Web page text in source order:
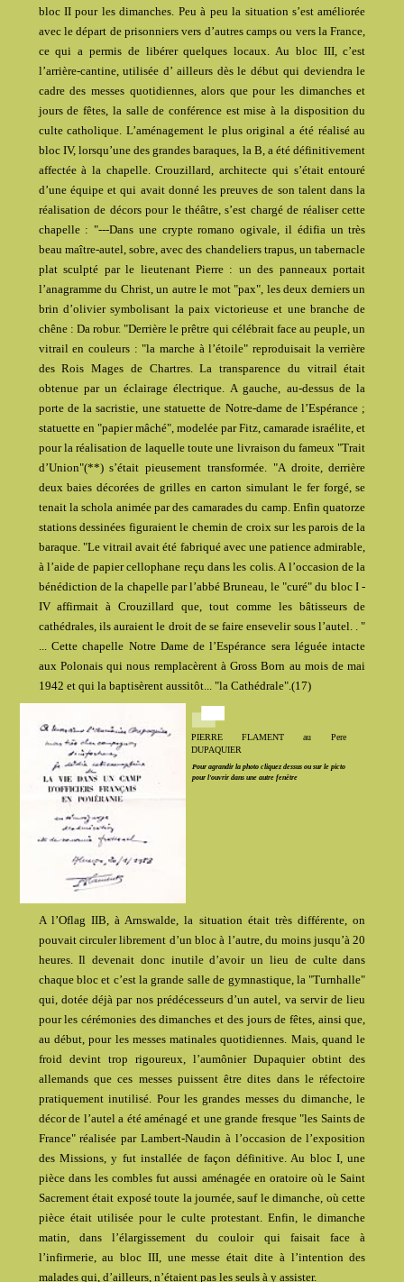
bloc II pour les dimanches. Peu à peu la situation s’est améliorée
avec le départ de prisonniers vers d’autres camps ou vers la France,
ce qui a permis de libérer quelques locaux. Au bloc III, c’est
l’arrière-cantine, utilisée d’ ailleurs dès le début qui deviendra le
cadre des messes quotidiennes, alors que pour les dimanches et
jours de fêtes, la salle de conférence est mise à la disposition du
culte catholique. L’aménagement le plus original a été réalisé au
bloc IV, lorsqu’une des grandes baraques, la B, a été définitivement
affectée à la chapelle. Crouzillard, architecte qui s’était entouré
d’une équipe et qui avait donné les preuves de son talent dans la
réalisation de décors pour le théâtre, s’est chargé de réaliser cette
chapelle : "---Dans une crypte romano ogivale, il édifia un très
beau maître-autel, sobre, avec des chandeliers trapus, un tabernacle
plat sculpté par le lieutenant Pierre : un des panneaux portait
l’anagramme du Christ, un autre le mot "pax", les deux derniers un
brin d’olivier symbolisant la paix victorieuse et une branche de
chêne : Da robur. "Derrière le prêtre qui célébrait face au peuple, un
vitrail en couleurs : "la marche à l’étoile" reproduisait la verrière
des Rois Mages de Chartres. La transparence du vitrail était
obtenue par un éclairage électrique. A gauche, au-dessus de la
porte de la sacristie, une statuette de Notre-dame de l’Espérance ;
statuette en "papier mâché", modelée par Fitz, camarade israélite, et
pour la réalisation de laquelle toute une livraison du fameux "Trait
d’Union"(**) s’était pieusement transformée. "A droite, derrière
deux baies décorées de grilles en carton simulant le fer forgé, se
tenait la schola animée par des camarades du camp. Enfin quatorze
stations dessinées figuraient le chemin de croix sur les parois de la
baraque. "Le vitrail avait été fabriqué avec une patience admirable,
à l’aide de papier cellophane reçu dans les colis. A l’occasion de la
bénédiction de la chapelle par l’abbé Bruneau, le "curé" du bloc I -
IV affirmait à Crouzillard que, tout comme les bâtisseurs de
cathédrales, ils auraient le droit de se faire ensevelir sous l’autel. . "
... Cette chapelle Notre Dame de l’Espérance sera léguée intacte
aux Polonais qui nous remplacèrent à Gross Born au mois de mai
1942 et qui la baptisèrent aussitôt... "la Cathédrale".(17)
PIERRE FLAMENT au Pere
DUPAQUIER
Pour agrandir la photo cliquez dessus ou sur le picto
pour l'ouvrir dans une autre fenêtre
A l’Oflag IIB, à Arnswalde, la situation était très différente, on
pouvait circuler librement d’un bloc à l’autre, du moins jusqu’à 20
heures. Il devenait donc inutile d’avoir un lieu de culte dans
chaque bloc et c’est la grande salle de gymnastique, la "Turnhalle"
qui, dotée déjà par nos prédécesseurs d’un autel, va servir de lieu
pour les cérémonies des dimanches et des jours de fêtes, ainsi que,
au début, pour les messes matinales quotidiennes. Mais, quand le
froid devint trop rigoureux, l’aumônier Dupaquier obtint des
allemands que ces messes puissent être dites dans le réfectoire
pratiquement inutilisé. Pour les grandes messes du dimanche, le
décor de l’autel a été aménagé et une grande fresque "les Saints de
France" réalisée par Lambert-Naudin à l’occasion de l’exposition
des Missions, y fut installée de façon définitive. Au bloc I, une
pièce dans les combles fut aussi aménagée en oratoire où le Saint
Sacrement était exposé toute la journée, sauf le dimanche, où cette
pièce était utilisée pour le culte protestant. Enfin, le dimanche
matin, dans l’élargissement du couloir qui faisait face à
l’infirmerie, au bloc III, une messe était dite à l’intention des
malades qui, d’ailleurs, n’étaient pas les seuls à y assister.